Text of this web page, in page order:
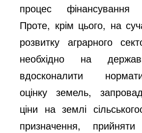
процес фінансування
Проте, крім цього, на
розвитку аграрного
необхідно на
вдосконалити
оцінку земель,
ціни на землі
призначення, прийняти